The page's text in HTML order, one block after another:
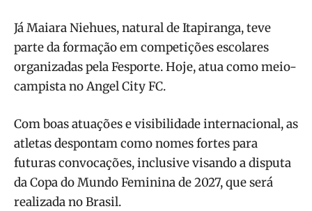
Já Maiara Niehues, natural de Itapiranga, teve
parte da formação em competições escolares
organizadas pela Fesporte. Hoje, atua como meio-
campista no Angel City FC.
Com boas atuações e visibilidade internacional, as
atletas despontam como nomes fortes para
futuras convocações, inclusive visando a disputa
da Copa do Mundo Feminina de 2027, que será
realizada no Brasil.